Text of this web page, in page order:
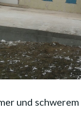
und